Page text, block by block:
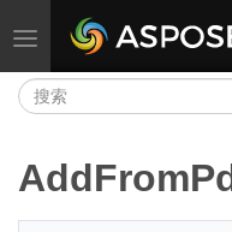
切换导航